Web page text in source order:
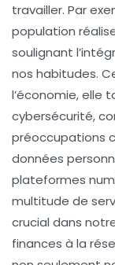
travailler. Par
population
soulignant
nos habitudes.
l’économie, elle
cybersécurité,
préoccupations
données
plateformes
multitude de
crucial dans
finances à la